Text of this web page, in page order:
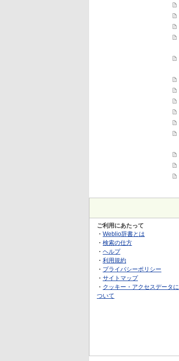
ご利用にあたって
・ Weblio辞書とは
・ 検索の仕方
・ ヘルプ
・ 利用規約
・ プライバシーポリシー
・ サイトマップ
・ クッキー・アクセスデータに
ついて